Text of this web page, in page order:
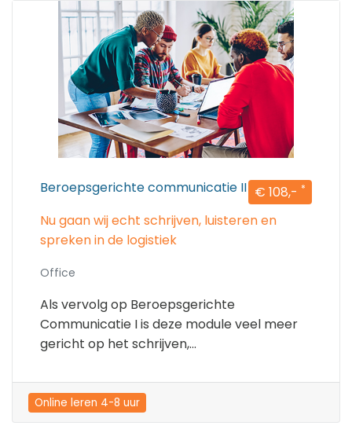
Beroepsgerichte communicatie II € 108,- *
Nu gaan wij echt schrijven, luisteren en
spreken in de logistiek
Office
Als vervolg op Beroepsgerichte
Communicatie I is deze module veel meer
gericht op het schrijven,...
Online leren 4-8 uur